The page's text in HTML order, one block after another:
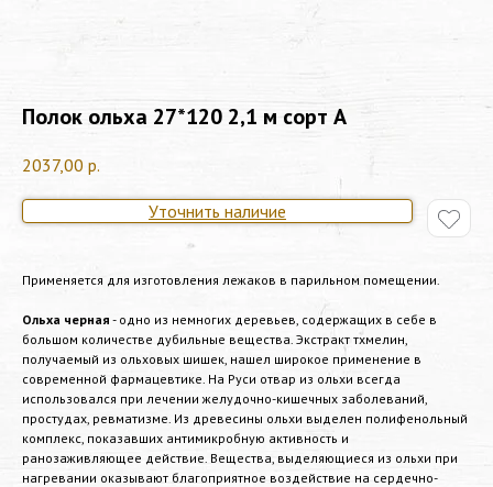
Полок ольха 27*120 2,1 м сорт А
2037,00 р.
Уточнить наличие
Применяется для изготовления лежаков в парильном помещении.
Ольха черная - одно из немногих деревьев, содержащих в себе в
большом количестве дубильные вещества. Экстракт тхмелин,
получаемый из ольховых шишек, нашел широкое применение в
современной фармацевтике. На Руси отвар из ольхи всегда
использовался при лечении желудочно-кишечных заболеваний,
простудах, ревматизме. Из древесины ольхи выделен полифенольный
комплекс, показавших антимикробную активность и
ранозаживляющее действие. Вещества, выделяющиеся из ольхи при
нагревании оказывают благоприятное воздействие на сердечно-